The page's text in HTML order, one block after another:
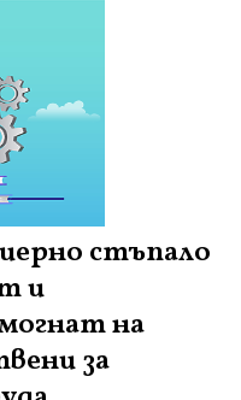
стъпало
и
на
за